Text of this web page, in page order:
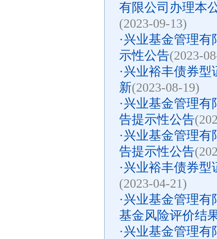
有限公司办理本
(2023-09-13)
·兴业基金管理有
示性公告(2023-
·兴业裕丰债券型
新(2023-08-19)
·兴业基金管理有
告提示性公告
·兴业基金管理有
告提示性公告
·兴业裕丰债券型
(2023-04-21)
·兴业基金管理有
基金风险评价结
·兴业基金管理有